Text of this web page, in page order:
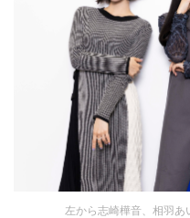
左から志崎樺音、相羽